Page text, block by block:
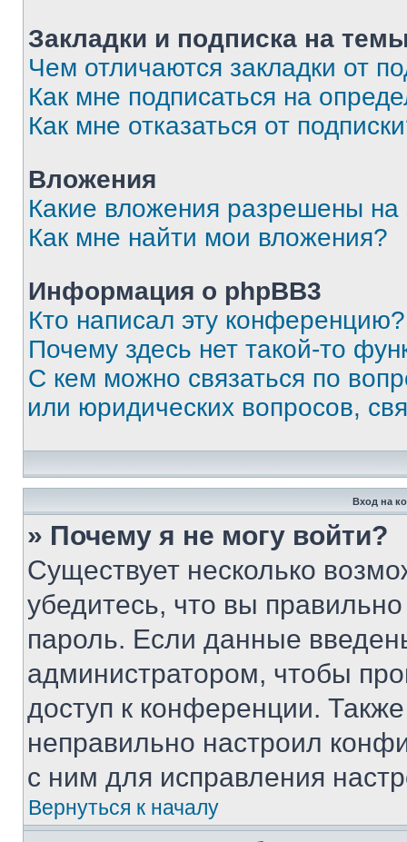
Закладки и подписка на
Чем отличаются закладки от
Как мне подписаться на
Как мне отказаться от
Вложения
Какие вложения разрешены
Как мне найти мои вложения?
Информация о phpBB3
Кто написал эту конференцию?
Почему здесь нет такой-то
С кем можно связаться по
или юридических вопросов,
Вход на
» Почему я не могу войти?
Существует несколько
убедитесь, что вы
пароль. Если данные
администратором, чтобы
доступ к конференции.
неправильно настроил
с ним для исправления
Вернуться к началу